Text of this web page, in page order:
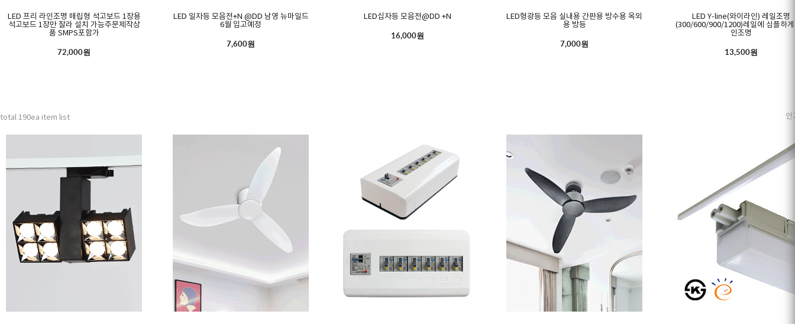
LED 프리 라인조명 매립형 석고보드 1장용
석고보드 1장만 잘라 설치 가능주문제작상
품 SMPS포함가
72,000원
LED 일자등 모음전+N @DD 남영 뉴마일드
6월 입고예정
7,600원
LED십자등 모음전@DD +N
16,000원
LED형광등 모음 실내용 간판용 방수용 옥외
용 방등
7,000원
LED Y-line(와이라인) 레일조명
(300/600/900/1200)레일에 심플하게
인조명
13,500원
total 190ea item list 인